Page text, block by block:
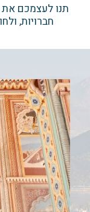
תנו לעצמכם את
חברויות,